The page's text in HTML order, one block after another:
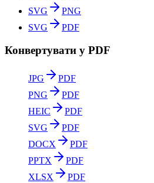
SVG
PNG
SVG
PDF
Конвертувати у PDF
JPG
PDF
PNG
PDF
HEIC
PDF
SVG
PDF
DOCX
PDF
PPTX
PDF
XLSX
PDF